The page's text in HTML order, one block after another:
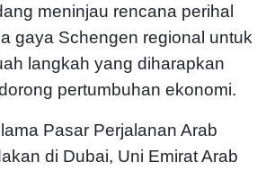
meninjau rencana perihal
gaya Schengen regional untuk
langkah yang diharapkan
pertumbuhan ekonomi.
Pasar Perjalanan Arab
di Dubai, Uni Emirat Arab